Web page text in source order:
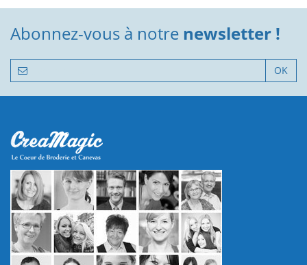
Abonnez-vous à notre newsletter !
OK